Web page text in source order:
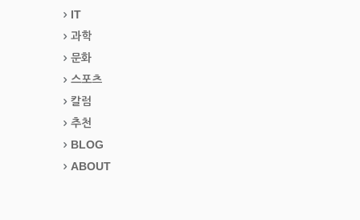
IT
과학
문화
스포츠
칼럼
추천
BLOG
ABOUT